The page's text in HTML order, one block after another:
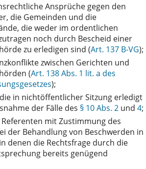
Ansprüche gegen den
die Gemeinden und die
die weder im ordentlichen
noch durch Bescheid einer
zu erledigen sind (Art. 137 B-VG);
zwischen Gerichten und
(Art. 138 Abs. 1 lit. a des
);
in nichtöffentlicher Sitzung erledigt
der Fälle des § 10 Abs. 2 und 4;
mit Zustimmung des
der Behandlung von Beschwerden in
denen die Rechtsfrage durch die
bereits genügend